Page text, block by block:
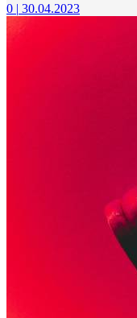
0 | 30.04.2023